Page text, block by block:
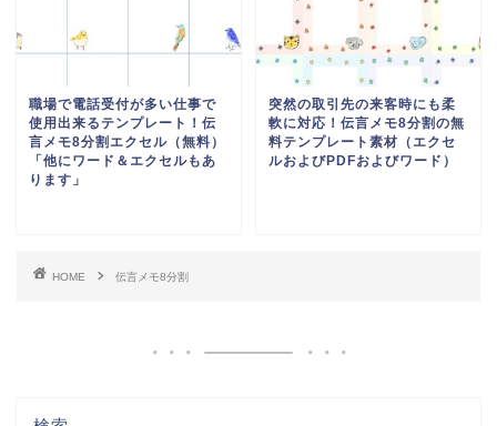
職場で電話受付が多い仕事で
使用出来るテンプレート！伝
言メモ8分割エクセル（無料）
「他にワード＆エクセルもあ
ります」
突然の取引先の来客時にも柔
軟に対応！伝言メモ8分割の無
料テンプレート素材（エクセ
ルおよびPDFおよびワード）
HOME 伝言メモ8分割